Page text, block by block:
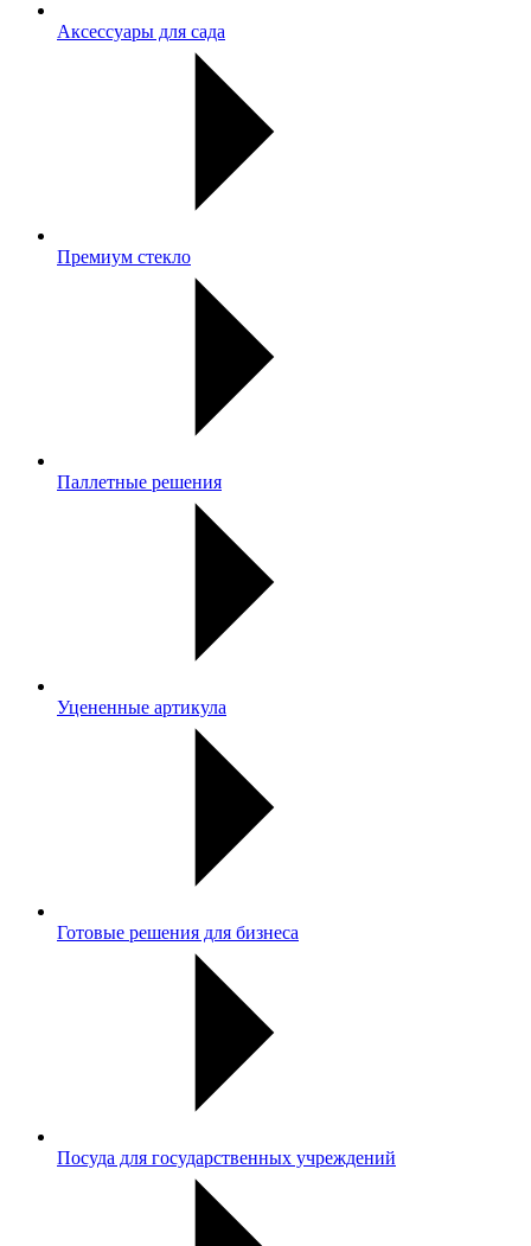
Аксессуары для сада
Премиум стекло
Паллетные решения
Уцененные артикула
Готовые решения для бизнеса
Посуда для государственных учреждений